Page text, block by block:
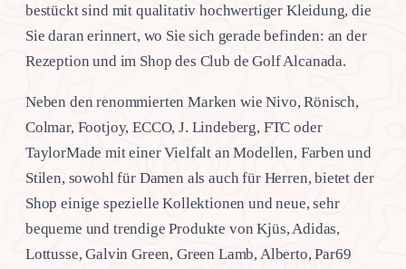
bestückt sind mit qualitativ hochwertiger Kleidung, die
Sie daran erinnert, wo Sie sich gerade befinden: an der
Rezeption und im Shop des Club de Golf Alcanada.
Neben den renommierten Marken wie Nivo, Rönisch,
Colmar, Footjoy, ECCO, J. Lindeberg, FTC oder
TaylorMade mit einer Vielfalt an Modellen, Farben und
Stilen, sowohl für Damen als auch für Herren, bietet der
Shop einige spezielle Kollektionen und neue, sehr
bequeme und trendige Produkte von Kjüs, Adidas,
Lottusse, Galvin Green, Green Lamb, Alberto, Par69